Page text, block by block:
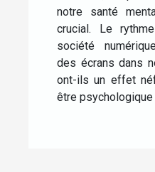
notre santé
crucial. Le
société
des écrans dans
ont-ils un effet
être psychologique